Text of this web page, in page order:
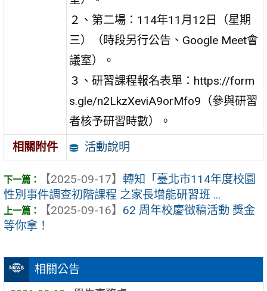
相關公告
２、第二場：114年11月12日（星期
三）（時段另行公告、Google Meet會
議室）。
３、研習課程報名表單：https://form
s.gle/n2LkzXeviA9orMfo9（參與研習
者核予研習時數）。
相關附件
活動說明
【2025-09-17】 轉知「臺北市114年度校園
性別事件調查初階課程 之家長增能研習班 ...
【2025-09-16】 62 周年校慶徵稿活動 獎金
等你拿！